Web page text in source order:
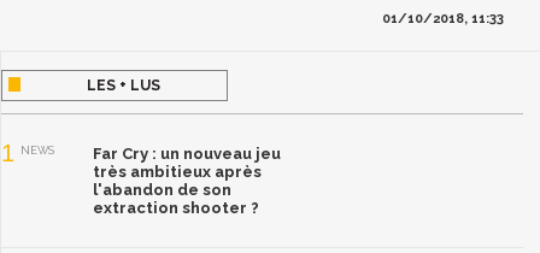
01/10/2018, 11:33
LES + LUS
1 NEWS
Far Cry : un nouveau jeu
très ambitieux après
l'abandon de son
extraction shooter ?